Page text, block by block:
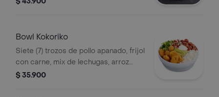
Bowl Kokoriko
Siete (7) trozos de pollo apanado, frijol
con carne, mix de lechugas, arroz
blanco; acompañados de pico de
$ 35.900